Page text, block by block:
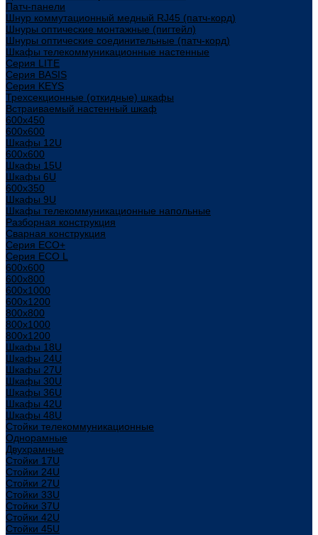
Патч-панели
Шнур коммутационный медный RJ45 (патч-корд)
Шнуры оптические монтажные (пигтейл)
Шнуры оптические соединительные (патч-корд)
Шкафы телекоммуникационные настенные
Cерия LITE
Cерия BASIS
Cерия KEYS
Трехсекционные (откидные) шкафы
Встраиваемый настенный шкаф
600x450
600x600
Шкафы 12U
600x600
Шкафы 15U
Шкафы 6U
600x350
Шкафы 9U
Шкафы телекоммуникационные напольные
Разборная конструкция
Сварная конструкция
Серия ECO+
Серия ECO L
600x600
600x800
600х1000
600х1200
800x800
800х1000
800х1200
Шкафы 18U
Шкафы 24U
Шкафы 27U
Шкафы 30U
Шкафы 36U
Шкафы 42U
Шкафы 48U
Стойки телекоммуникационные
Однорамные
Двухрамные
Стойки 17U
Стойки 24U
Стойки 27U
Стойки 33U
Стойки 37U
Стойки 42U
Стойки 45U